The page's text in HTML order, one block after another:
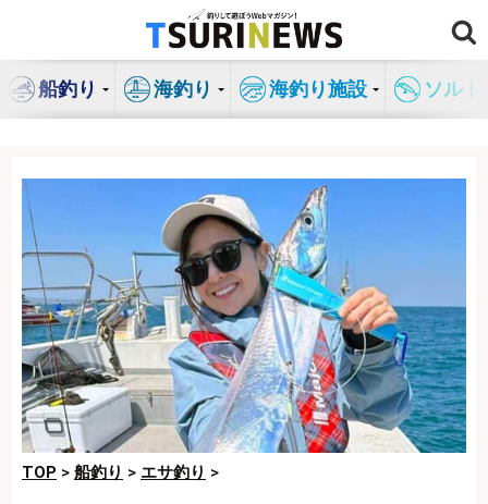
ン
船釣り 海釣り 海釣り施設 ソル
TOP > 船釣り > エサ釣り >